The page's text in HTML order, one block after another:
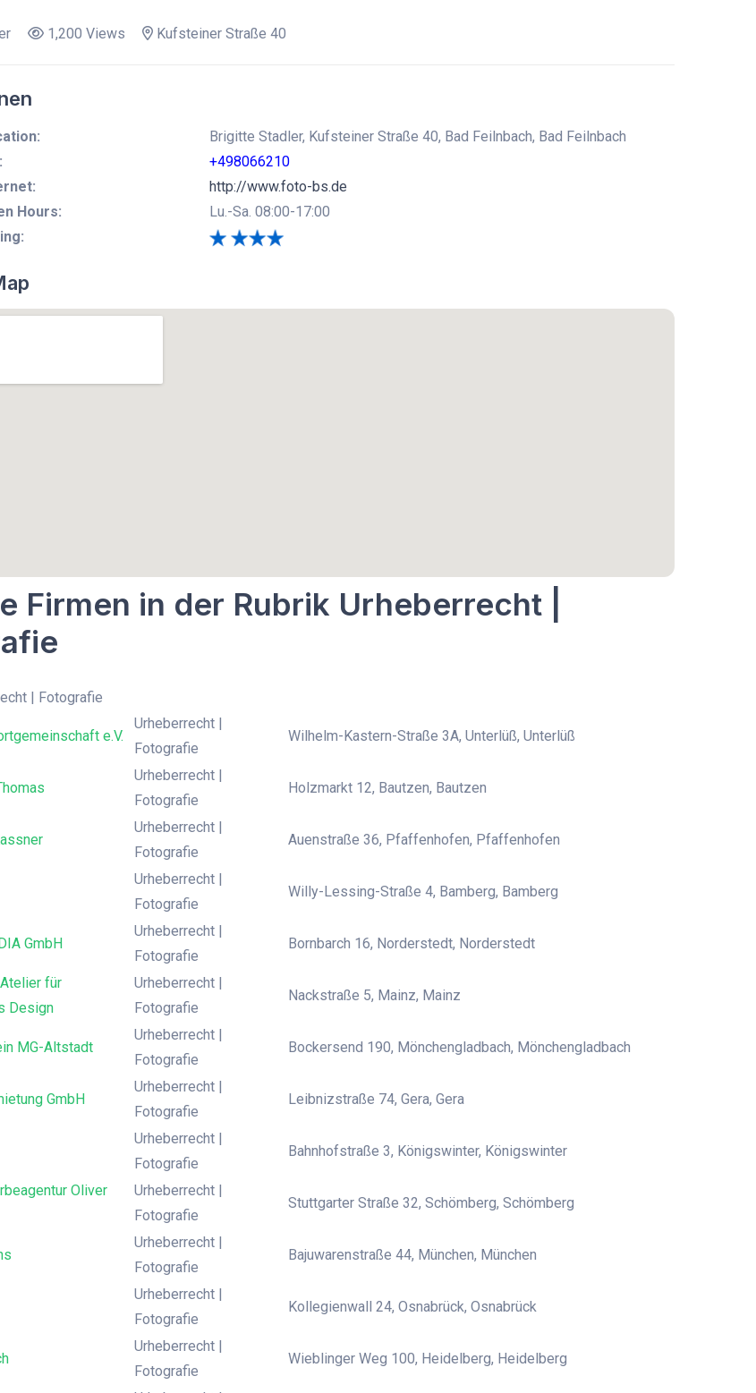
1,200 Views Kufsteiner Straße 40
Brigitte Stadler, Kufsteiner Straße 40, Bad Feilnbach, Bad Feilnbach
+498066210
http://www.foto-bs.de
Hours:
Lu.-Sa. 08:00-17:00
Firmen in der Rubrik Urheberrecht |
| Fotografie
e.V.
Urheberrecht |
Fotografie
Wilhelm-Kastern-Straße 3A, Unterlüß, Unterlüß
Urheberrecht |
Fotografie
Holzmarkt 12, Bautzen, Bautzen
Urheberrecht |
Fotografie
Auenstraße 36, Pfaffenhofen, Pfaffenhofen
Urheberrecht |
Fotografie
Willy-Lessing-Straße 4, Bamberg, Bamberg
GmbH
Urheberrecht |
Fotografie
Bornbarch 16, Norderstedt, Norderstedt
für
Design
Urheberrecht |
Fotografie
Nackstraße 5, Mainz, Mainz
MG-Altstadt
Urheberrecht |
Fotografie
Bockersend 190, Mönchengladbach, Mönchengladbach
GmbH
Urheberrecht |
Fotografie
Leibnizstraße 74, Gera, Gera
Urheberrecht |
Fotografie
Bahnhofstraße 3, Königswinter, Königswinter
Oliver
Urheberrecht |
Fotografie
Stuttgarter Straße 32, Schömberg, Schömberg
Urheberrecht |
Fotografie
Bajuwarenstraße 44, München, München
Urheberrecht |
Fotografie
Kollegienwall 24, Osnabrück, Osnabrück
Urheberrecht |
Fotografie
Wieblinger Weg 100, Heidelberg, Heidelberg